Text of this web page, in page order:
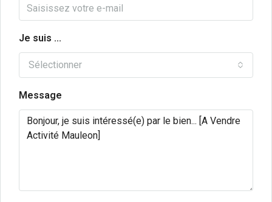
Je suis ...
Sélectionner
Message